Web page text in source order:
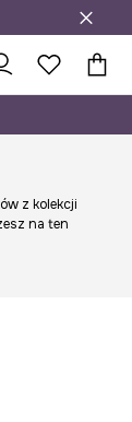
z kolekcji
na ten